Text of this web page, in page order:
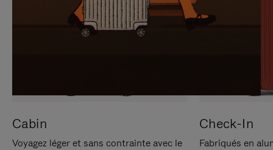
PAUSE
LE
SON
Cabin
Voyagez léger et sans contrainte avec le
Check-In
Fabriqués en